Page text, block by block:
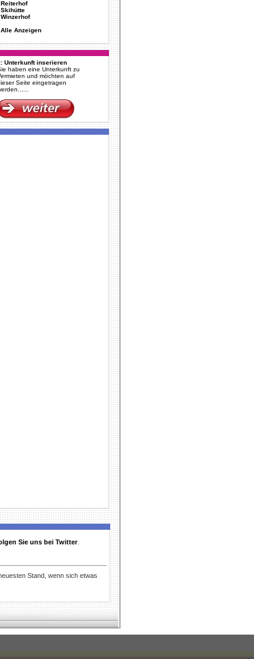
Reiterhof
Skihütte
Winzerhof
Alle Anzeigen
.:: Unterkunft inserieren
haben eine Unterkunft zu
und möchten auf
Seite eingetragen
Sie uns bei Twitter.
Stand, wenn sich etwas